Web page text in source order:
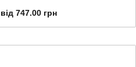
від 747.00 грн